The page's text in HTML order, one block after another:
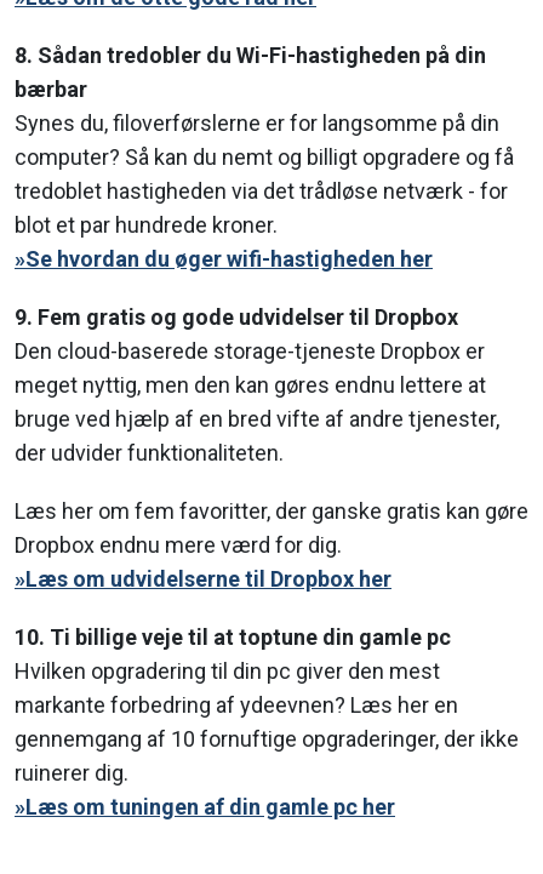
8. Sådan tredobler du Wi-Fi-hastigheden på din
bærbar
Synes du, filoverførslerne er for langsomme på din
computer? Så kan du nemt og billigt opgradere og få
tredoblet hastigheden via det trådløse netværk - for
blot et par hundrede kroner.
»Se hvordan du øger wifi-hastigheden her
9. Fem gratis og gode udvidelser til Dropbox
Den cloud-baserede storage-tjeneste Dropbox er
meget nyttig, men den kan gøres endnu lettere at
bruge ved hjælp af en bred vifte af andre tjenester,
der udvider funktionaliteten.
Læs her om fem favoritter, der ganske gratis kan gøre
Dropbox endnu mere værd for dig.
»Læs om udvidelserne til Dropbox her
10. Ti billige veje til at toptune din gamle pc
Hvilken opgradering til din pc giver den mest
markante forbedring af ydeevnen? Læs her en
gennemgang af 10 fornuftige opgraderinger, der ikke
ruinerer dig.
»Læs om tuningen af din gamle pc her